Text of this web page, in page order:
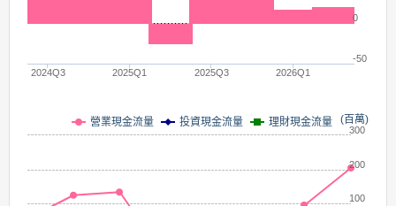
2024Q3 2025Q1 2025Q3 2026Q1
-50
0
(百萬)
營業現金流量 投資現金流量 理財現金流量
100
200
300